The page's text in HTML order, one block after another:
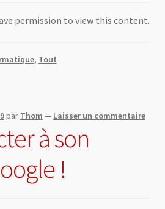
permission to view this content.
, Tout
par Thom — Laisser un commentaire
à son
!